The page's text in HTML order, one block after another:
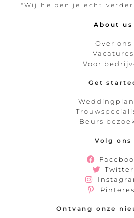
"Wij helpen je echt
About us
Over ons
Vacatures
Voor
Get
Beurs
Volg ons
Twitter
Ontvang onze